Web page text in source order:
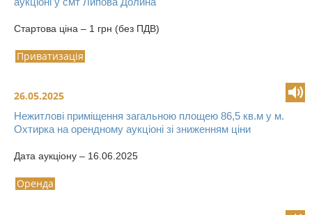
Стартова ціна – 1 грн (без ПДВ)
Приватизація
26.05.2025
Нежитлові приміщення загальною площею 86,5 кв.м у м.
Охтирка на орендному аукціоні зі зниженням ціни
Дата аукціону – 16.06.2025
Оренда